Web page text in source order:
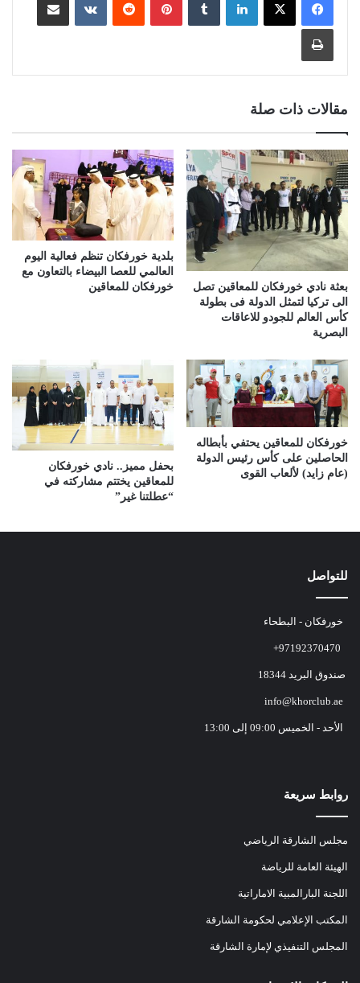
طباعة
مقالات ذات صلة
بعثة نادي خورفكان للمعاقين تصل
الى تركيا لتمثل الدولة فى بطولة
كأس العالم للجودو للاعاقات
البصرية
بلدية خورفكان تنظم فعالية اليوم
العالمي للعصا البيضاء بالتعاون مع
خورفكان للمعاقين
خورفكان للمعاقين يحتفي بأبطاله
الحاصلين على كأس رئيس الدولة
(عام زايد) لألعاب القوى
بحفل مميز.. نادي خورفكان
للمعاقين يختتم مشاركته في
“عطلتنا غير”
للتواصل
خورفكان - البطحاء
+97192370470
صندوق البريد 18344
الأحد - الخميس 09:00 إلى 13:00
روابط سريعة
مجلس الشارقة الرياضي
الهيئة العامة للرياضة
اللجنة البارالمبية الاماراتية
المكتب الإعلامي لحكومة الشارقة
المجلس التنفيذي لإمارة الشارقة